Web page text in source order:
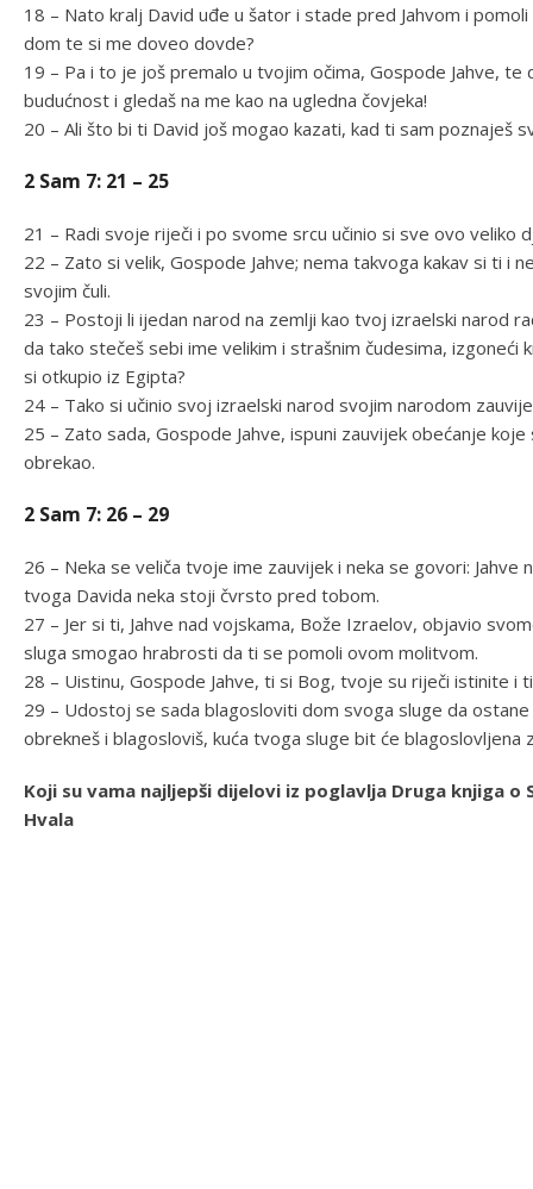
18 – Nato kralj David uđe u šator i stade pred Jahvom i
dom te si me doveo dovde?
19 – Pa i to je još premalo u tvojim očima, Gospode Jahve,
budućnost i gledaš na me kao na ugledna čovjeka!
20 – Ali što bi ti David još mogao kazati, kad ti sam poznaješ
2 Sam 7: 21 – 25
21 – Radi svoje riječi i po svome srcu učinio si sve ovo veliko
22 – Zato si velik, Gospode Jahve; nema takvoga kakav si ti i
svojim čuli.
23 – Postoji li ijedan narod na zemlji kao tvoj izraelski narod
da tako stečeš sebi ime velikim i strašnim čudesima,
si otkupio iz Egipta?
24 – Tako si učinio svoj izraelski narod svojim narodom
25 – Zato sada, Gospode Jahve, ispuni zauvijek obećanje
obrekao.
2 Sam 7: 26 – 29
26 – Neka se veliča tvoje ime zauvijek i neka se govori:
tvoga Davida neka stoji čvrsto pred tobom.
27 – Jer si ti, Jahve nad vojskama, Bože Izraelov, objavio
sluga smogao hrabrosti da ti se pomoli ovom molitvom.
28 – Uistinu, Gospode Jahve, ti si Bog, tvoje su riječi istinite i
29 – Udostoj se sada blagosloviti dom svoga sluge da
obrekneš i blagosloviš, kuća tvoga sluge bit će blagoslovljena
Koji su vama najljepši dijelovi iz poglavlja Druga knjiga
Hvala